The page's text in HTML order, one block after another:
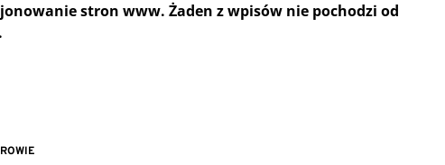
stron www. Żaden z wpisów nie pochodzi od